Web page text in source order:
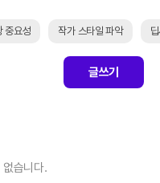
중요성 작가 스타일 파악
글쓰기
습니다.